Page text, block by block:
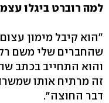
למה רוברט ביגלו
"הוא קיבל מימון
שהחברים שלי משם
והוא התחייב בכתב
זה מרתיח אותו
דבר החוצה".